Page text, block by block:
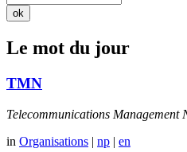
Le mot du jour
TMN
Telecommunications Management
in Organisations | np | en